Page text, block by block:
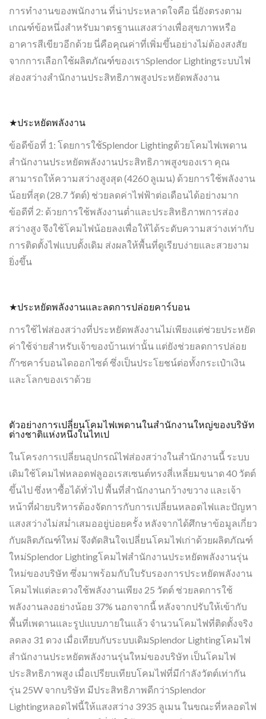
การทำงานของพนักงาน ที่น่าประหลาดใจคือ นี่ยังตรงตาม
เกณฑ์ข้อหนึ่งสำหรับมาตรฐานแสงสว่างเพื่อสุขภาพหรือ
อาคารสีเขียวอีกด้วย นี่คือคุณค่าที่เพิ่มขึ้นอย่างไม่ต้องสงสัย
จากการเลือกใช้ผลิตภัณฑ์ของเราSplendor Lightingระบบไฟ
ส่องสว่างสำนักงานประสิทธิภาพสูงประหยัดพลังงาน
★ประหยัดพลังงาน
ข้อดีข้อที่ 1: โดยการใช้Splendor Lightingด้วยโคมไฟเพดาน
สำนักงานประหยัดพลังงานประสิทธิภาพสูงของเรา คุณ
สามารถให้ความสว่างสูงสุด (4260 ลูเมน) ด้วยการใช้พลังงาน
น้อยที่สุด (28.7 วัตต์) ช่วยลดค่าไฟฟ้าต่อเดือนได้อย่างมาก
ข้อดีที่ 2: ด้วยการใช้พลังงานต่ำและประสิทธิภาพการส่อง
สว่างสูง จึงใช้โคมไฟน้อยลงเพื่อให้ได้ระดับความสว่างเท่ากับ
การติดตั้งไฟแบบดั้งเดิม ส่งผลให้พื้นที่ดูเรียบง่ายและสวยงาม
ยิ่งขึ้น
★ประหยัดพลังงานและลดการปล่อยคาร์บอน
การใช้ไฟส่องสว่างที่ประหยัดพลังงานไม่เพียงแต่ช่วยประหยัด
ค่าใช้จ่ายสำหรับเจ้าของบ้านเท่านั้น แต่ยังช่วยลดการปล่อย
ก๊าซคาร์บอนไดออกไซด์ ซึ่งเป็นประโยชน์ต่อทั้งกระเป๋าเงิน
และโลกของเราด้วย
ตัวอย่างการเปลี่ยนโคมไฟเพดานในสำนักงานใหญ่ของบริษัท
ต่างชาติแห่งหนึ่งในไทเป
ในโครงการเปลี่ยนอุปกรณ์ไฟส่องสว่างในสำนักงานนี้ ระบบ
เดิมใช้โคมไฟหลอดฟลูออเรสเซนต์ทรงสี่เหลี่ยมขนาด 40 วัตต์
ขึ้นไป ซึ่งหาซื้อได้ทั่วไป พื้นที่สำนักงานกว้างขวาง และเจ้า
หน้าที่ฝ่ายบริหารต้องจัดการกับการเปลี่ยนหลอดไฟและปัญหา
แสงสว่างไม่สม่ำเสมออยู่บ่อยครั้ง หลังจากได้ศึกษาข้อมูลเกี่ยว
กับผลิตภัณฑ์ใหม่ จึงตัดสินใจเปลี่ยนโคมไฟเก่าด้วยผลิตภัณฑ์
ใหม่Splendor Lightingโคมไฟสำนักงานประหยัดพลังงานรุ่น
ใหม่ของบริษัท ซึ่งมาพร้อมกับใบรับรองการประหยัดพลังงาน
โคมไฟแต่ละดวงใช้พลังงานเพียง 25 วัตต์ ช่วยลดการใช้
พลังงานลงอย่างน้อย 37% นอกจากนี้ หลังจากปรับให้เข้ากับ
พื้นที่เพดานและรูปแบบภายในแล้ว จำนวนโคมไฟที่ติดตั้งจริง
ลดลง 31 ดวง เมื่อเทียบกับระบบเดิมSplendor Lightingโคมไฟ
สำนักงานประหยัดพลังงานรุ่นใหม่ของบริษัท เป็นโคมไฟ
ประสิทธิภาพสูง เมื่อเปรียบเทียบโคมไฟที่มีกำลังวัตต์เท่ากัน
รุ่น 25W จากบริษัท มีประสิทธิภาพดีกว่าSplendor
Lightingหลอดไฟนี้ให้แสงสว่าง 3935 ลูเมน ในขณะที่หลอดไฟ